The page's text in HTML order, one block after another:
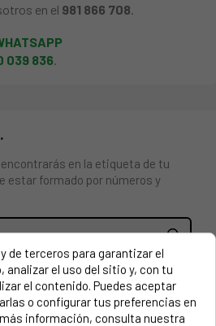
en el 981 866 708
039 836.
en la etiqueta de tu
estar formado por números y
BOSCH, BALAY, SIEMENS,
de terceros para garantizar el
analizar el uso del sitio y, con tu
el contenido. Puedes aceptar
o configurar tus preferencias en
información, consulta nuestra